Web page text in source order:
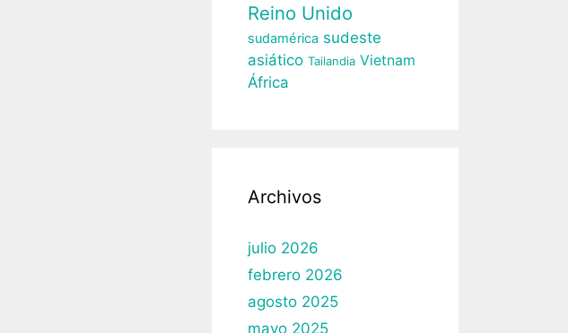
Reino Unido
sudamérica sudeste
asiático Tailandia Vietnam
África
Archivos
julio 2026
febrero 2026
agosto 2025
mayo 2025